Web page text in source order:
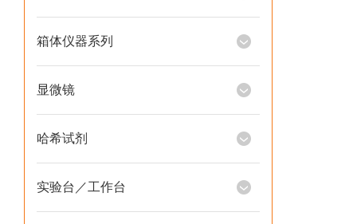
箱体仪器系列
显微镜
哈希试剂
实验台／工作台